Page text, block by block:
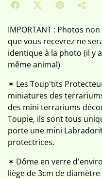
IMPORTANT : Photos
que vous recevrez ne
identique à la photo (il y
même animal)
✶ Les Toup'tits
miniatures des
des mini terrariums
Toupie, ils sont tous
porte une mini
protectrices.
✶ Dôme en verre
liège de 3cm de